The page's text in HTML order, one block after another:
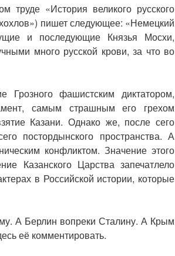
«История великого русского
пишет следующее: «Немецкий
и последующие Князья Мосхи,
много русской крови, за что во
Грозного фашистским диктатором,
самым страшным его грехом
Казани. Однако же, после сего
постордынского пространства. А
конфликтом. Значение этого
Казанского Царства запечатлело
в Российской истории, которые
А Берлин вопреки Сталину. А Крым
её комментировать.